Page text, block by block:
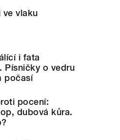
ve vlaku
i fata
Písničky o vedru
počasí
pocení:
dubová kůra.